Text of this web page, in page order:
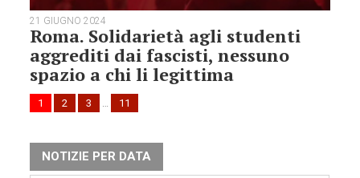
21 GIUGNO 2024
Roma. Solidarietà agli studenti
aggrediti dai fascisti, nessuno
spazio a chi li legittima
1 2 3 … 11
NOTIZIE PER DATA